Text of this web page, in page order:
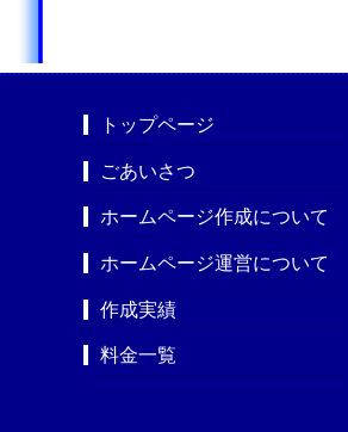
トップページ
ごあいさつ
ホームページ作成について
ホームページ運営について
作成実績
料金一覧